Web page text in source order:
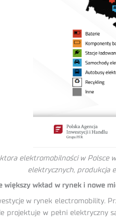
elektromobilności w Polsce
elektrycznych, produkcja
większy wkład w rynek i nowe
w rynek electromobility.
projektuje w pełni